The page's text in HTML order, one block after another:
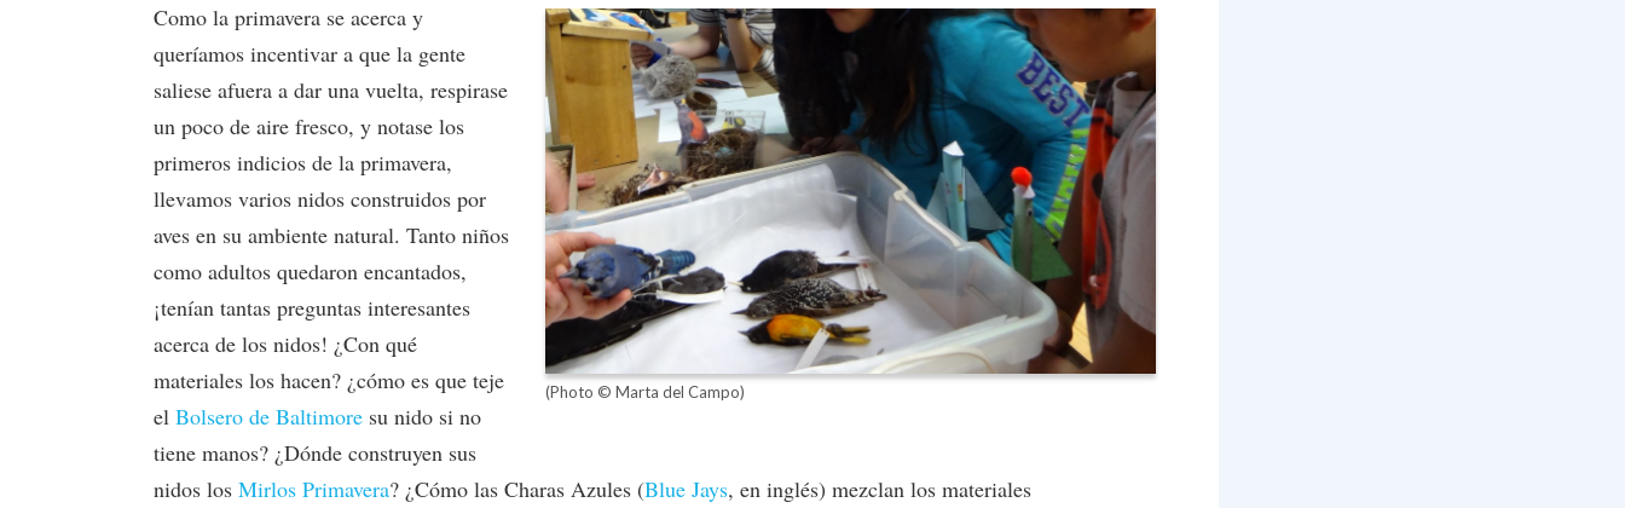
(Photo © Marta del Campo)
Como la primavera se acerca y
queríamos incentivar a que la gente
saliese afuera a dar una vuelta, respirase
un poco de aire fresco, y notase los
primeros indicios de la primavera,
llevamos varios nidos construidos por
aves en su ambiente natural. Tanto niños
como adultos quedaron encantados,
¡tenían tantas preguntas interesantes
acerca de los nidos! ¿Con qué
materiales los hacen? ¿cómo es que teje
el Bolsero de Baltimore su nido si no
tiene manos? ¿Dónde construyen sus
nidos los Mirlos Primavera? ¿Cómo las Charas Azules (Blue Jays, en inglés) mezclan los materiales